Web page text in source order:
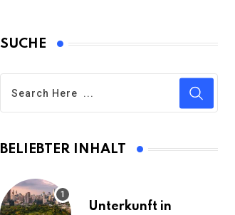
SUCHE
BELIEBTER INHALT
Unterkunft in